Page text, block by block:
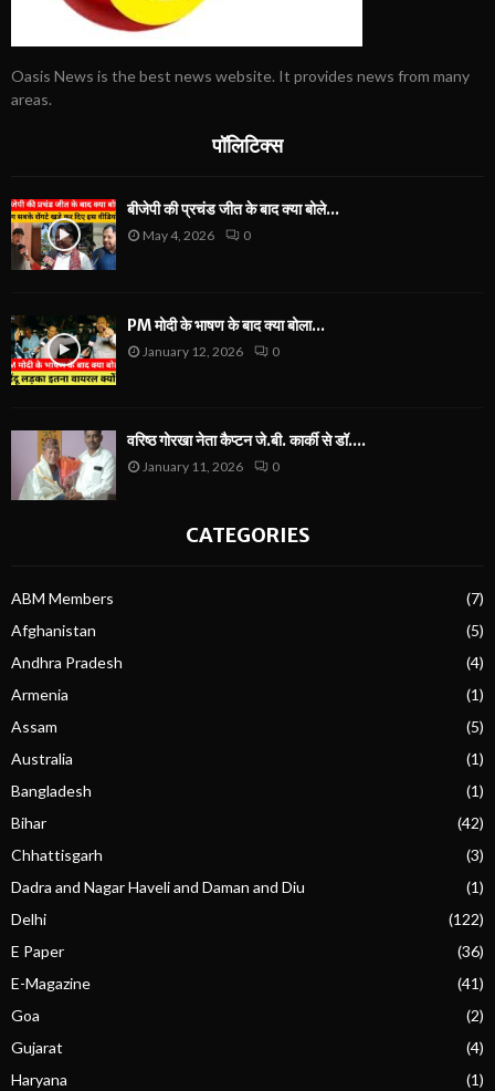
Oasis News is the best news website. It provides news from many
areas.
पॉलिटिक्स
बीजेपी की प्रचंड जीत के बाद क्या बोले...
May 4, 2026 0
PM मोदी के भाषण के बाद क्या बोला...
January 12, 2026 0
वरिष्ठ गोरखा नेता कैप्टन जे.बी. कार्की से डॉ....
January 11, 2026 0
CATEGORIES
ABM Members
(7)
Afghanistan
(5)
Andhra Pradesh
(4)
Armenia
(1)
Assam
(5)
Australia
(1)
Bangladesh
(1)
Bihar
(42)
Chhattisgarh
(3)
Dadra and Nagar Haveli and Daman and Diu
(1)
Delhi
(122)
E Paper
(36)
E-Magazine
(41)
Goa
(2)
Gujarat
(4)
Haryana
(1)